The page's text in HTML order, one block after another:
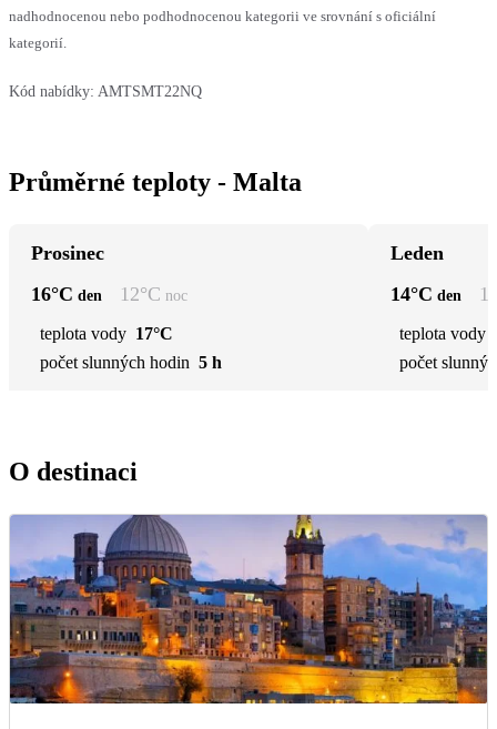
nadhodnocenou nebo podhodnocenou kategorii ve srovnání s oficiální
kategorií.
Kód nabídky: AMTSMT22NQ
Průměrné teploty - Malta
Prosinec
16°C den 12°C noc
teplota vody 17°C
počet slunných hodin 5 h
Leden
14°C den
teplota vody
počet
O destinaci